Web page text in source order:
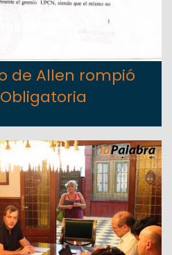
de Allen rompió